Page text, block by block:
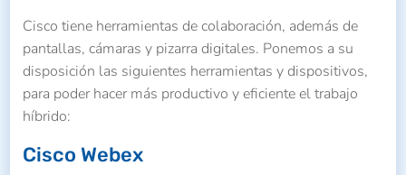
Cisco tiene herramientas de colaboración, además de
pantallas, cámaras y pizarra digitales. Ponemos a su
disposición las siguientes herramientas y dispositivos,
para poder hacer más productivo y eficiente el trabajo
híbrido:
Cisco Webex